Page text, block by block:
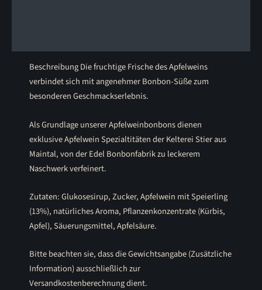
Beschreibung Die fruchtige Frische des Apfelweins
verbindet sich mit angenehmer Bonbon-Süße zum
besonderen Geschmackserlebnis.
Als Grundlage unserer Apfelweinbonbons dienen
exklusive Apfelwein Spezialtitäten der Kelterei Stier aus
Maintal, von der Edel Bonbonfabrik zu leckerem
Naschwerk verfeinert.
Zutaten: Glukosesirup, Zucker, Apfelwein mit Speierling
(13%), natürliches Aroma, Pflanzenkonzentrate (Kürbis,
Apfel), Säuerungsmittel, Apfelsäure.
Bitte beachten sie, dass die Gewichtsangabe (Zusätzliche
Information) ausschließlich zur
Versandkostenberechnung dient.